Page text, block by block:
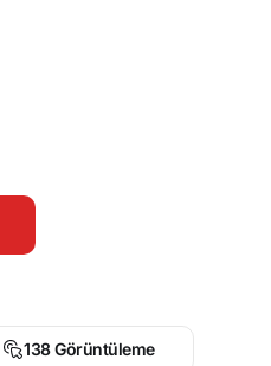
138 Görüntüleme